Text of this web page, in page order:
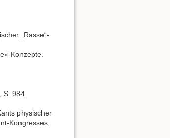
„Rasse“-
Konzepte.
S. 984.
physischer
Kongresses,